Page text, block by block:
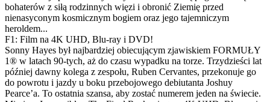
bohaterów z siłą rodzinnych więzi i obronić Ziemię przed
nienasyconym kosmicznym bogiem oraz jego tajemniczym
heroldem...
F1: Film na 4K UHD, Blu-ray i DVD!
Sonny Hayes był najbardziej obiecującym zjawiskiem FORMUŁY
1® w latach 90-tych, aż do czasu wypadku na torze. Trzydzieści lat
później dawny kolega z zespołu, Ruben Cervantes, przekonuje go
do powrotu i jazdy u boku przebojowego debiutanta Joshuy
Pearce’a. To ostatnia szansa, aby zostać numerem jeden na świecie.